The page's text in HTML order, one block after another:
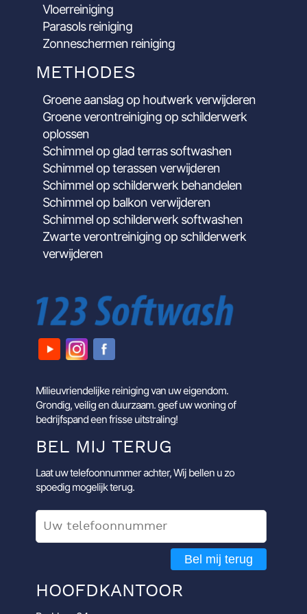
Vloerreiniging
Parasols reiniging
Zonneschermen reiniging
METHODES
Groene aanslag op houtwerk verwijderen
Groene verontreiniging op schilderwerk
oplossen
Schimmel op glad terras softwashen
Schimmel op terassen verwijderen
Schimmel op schilderwerk behandelen
Schimmel op balkon verwijderen
Schimmel op schilderwerk softwashen
Zwarte verontreiniging op schilderwerk
verwijderen
Milieuvriendelijke reiniging van uw eigendom.
Grondig, veilig en duurzaam. geef uw woning of
bedrijfspand een frisse uitstraling!
BEL MIJ TERUG
Laat uw telefoonnummer achter, Wij bellen u zo
spoedig mogelijk terug.
Bel mij terug
HOOFDKANTOOR